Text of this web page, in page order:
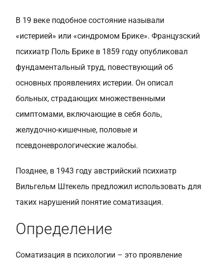
В 19 веке подобное состояние называли
«истерией» или «синдромом Брике». Французский
психиатр Поль Брике в 1859 году опубликовал
фундаментальный труд, повествующий об
основных проявлениях истерии. Он описал
больных, страдающих множественными
симптомами, включающие в себя боль,
желудочно-кишечные, половые и
псевдоневрологические жалобы.
Позднее, в 1943 году австрийский психиатр
Вильгельм Штекель предложил использовать для
таких нарушений понятие соматизация.
Определение
Соматизация в психологии – это проявление